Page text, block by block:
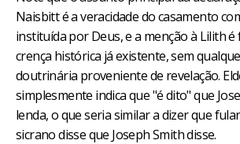
Naisbitt é a veracidade do casamento
instituída por Deus, e a menção à Lilith
crença histórica já existente, sem
doutrinária proveniente de revelação.
simplesmente indica que "é dito" que
lenda, o que seria similar a dizer que
sicrano disse que Joseph Smith disse.